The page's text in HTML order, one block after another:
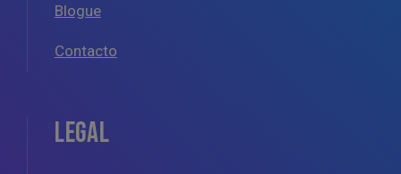
Blogue
Contacto
LEGAL